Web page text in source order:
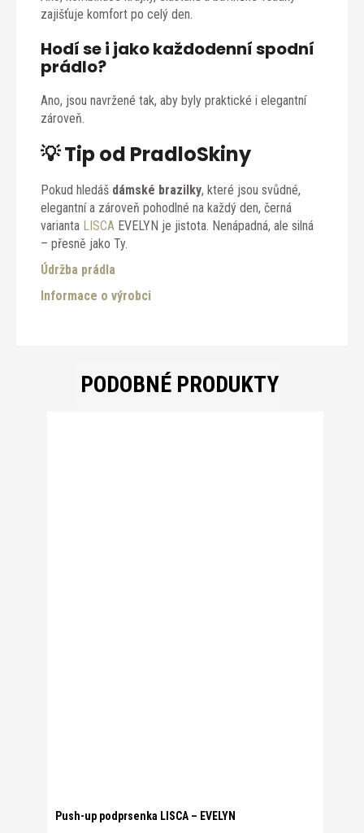
zajišťuje komfort po celý den.
Hodí se i jako každodenní spodní
prádlo?
Ano, jsou navržené tak, aby byly praktické i elegantní
zároveň.
💡 Tip od PradloSkiny
Pokud hledáš dámské brazilky, které jsou svůdné,
elegantní a zároveň pohodlné na každý den, černá
varianta LISCA EVELYN je jistota. Nenápadná, ale silná
– přesně jako Ty.
Údržba prádla
Informace o výrobci
PODOBNÉ PRODUKTY
Push-up podprsenka LISCA – EVELYN